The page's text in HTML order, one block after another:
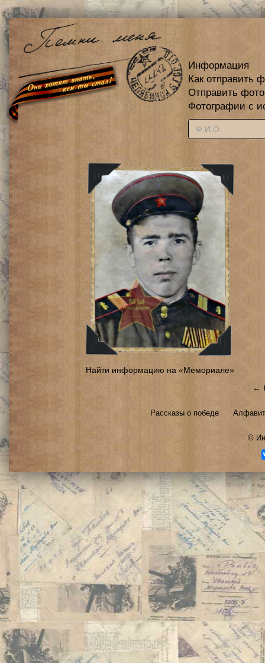
Информация
Как отправить
Отправить
Фотографии с
Найти информацию на «Мемориале»
←
Рассказы о победе
©